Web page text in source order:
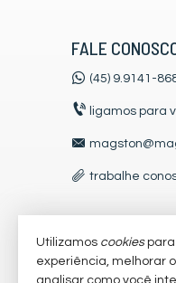
FALE
(45) 9.9141-
ligamos para
trabalhe
VEJA MAIS
receba nosso
Utilizamos cookiespara
experiência, melhorar
analisar como você